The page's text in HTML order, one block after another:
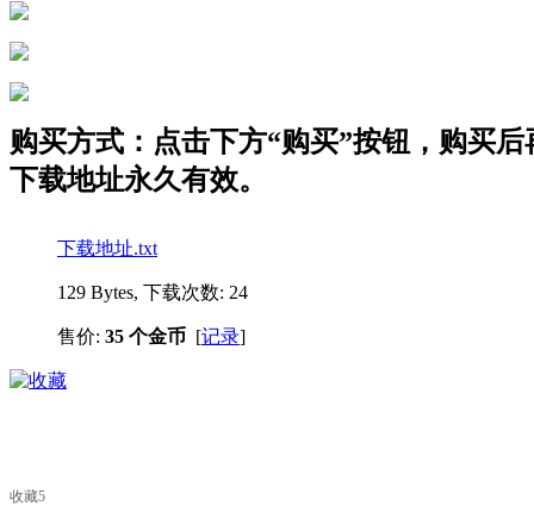
购买方式：点击下方“购买”按钮，购买
下载地址永久有效。
下载地址.txt
129 Bytes, 下载次数: 24
售价: 35 个金币 [记录]
收藏5